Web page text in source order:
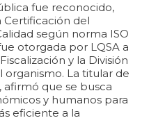
fue reconocido,
Certificación del
según norma ISO
otorgada por LQSA a
y la División
La titular de
afirmó que se busca
y humanos para
eficiente a la